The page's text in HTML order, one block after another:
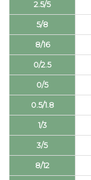
2.5/5
5/8
8/16
0/2.5
0/5
0.5/1.8
1/3
3/5
8/12